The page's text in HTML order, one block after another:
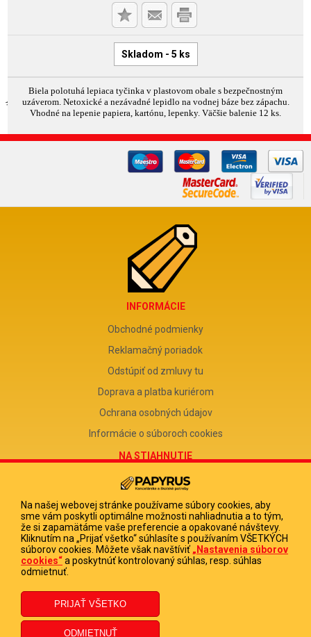
Skladom - 5 ks
Biela polotuhá lepiaca tyčinka v plastovom obale s bezpečnostným
uzáverom. Netoxické a nezávadné lepidlo na vodnej báze bez zápachu.
Vhodné na lepenie papiera, kartónu, lepenky. Väčšie balenie 12 ks.
INFORMÁCIE
Obchodné podmienky
Reklamačný poriadok
Odstúpiť od zmluvy tu
Doprava a platba kuriérom
Ochrana osobných údajov
Informácie o súboroch cookies
NA STIAHNUTIE
Reklamačný formulár
Odstúpenie od zmluvy
Poučenie o odstúpení od zmluvy
FIRMA
PAPYRUS POPRAD, s.r.o.
DIČ 2020513880
IČ DPH SK2020513880
Na našej webovej stránke používame súbory cookies, aby
sme vám poskytli optimálne možnosti nahliadnutia a to tým,
že si zapamätáme vaše preferencie a opakované návštevy.
Kliknutím na „Prijať všetko“ súhlasíte s používaním VŠETKÝCH
súborov cookies. Môžete však navštíviť „Nastavenia súborov
cookies“a poskytnúť kontrolovaný súhlas, resp. súhlas
odmietnuť.